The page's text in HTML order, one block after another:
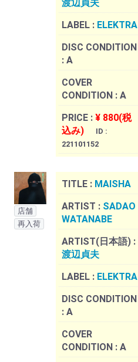
渡辺貞夫
LABEL : ELEKTRA
DISC CONDITION
: A
COVER
CONDITION : A
PRICE : ¥ 880(税
込み)
ID :
221101152
店舗
再入荷
TITLE : MAISHA
ARTIST : SADAO
WATANABE
ARTIST(日本語) :
渡辺貞夫
LABEL : ELEKTRA
DISC CONDITION
: A
COVER
CONDITION : A